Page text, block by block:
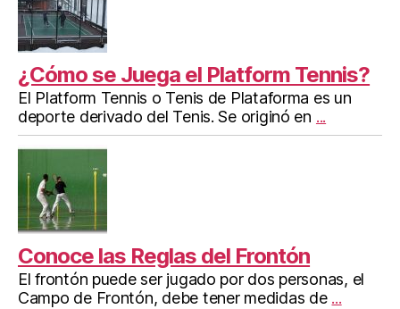
¿Cómo se Juega el Platform Tennis?
El Platform Tennis o Tenis de Plataforma es un
deporte derivado del Tenis. Se originó en ...
Conoce las Reglas del Frontón
El frontón puede ser jugado por dos personas, el
Campo de Frontón, debe tener medidas de ...